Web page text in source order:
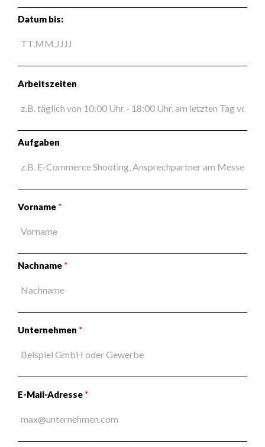
Datum bis:
Arbeitszeiten
Aufgaben
Vorname *
Nachname *
Unternehmen *
E-Mail-Adresse *